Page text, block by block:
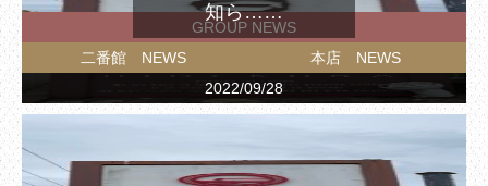
GROUP NEWS
二番館 NEWS
本店 NEWS
2022/09/28
知ら……